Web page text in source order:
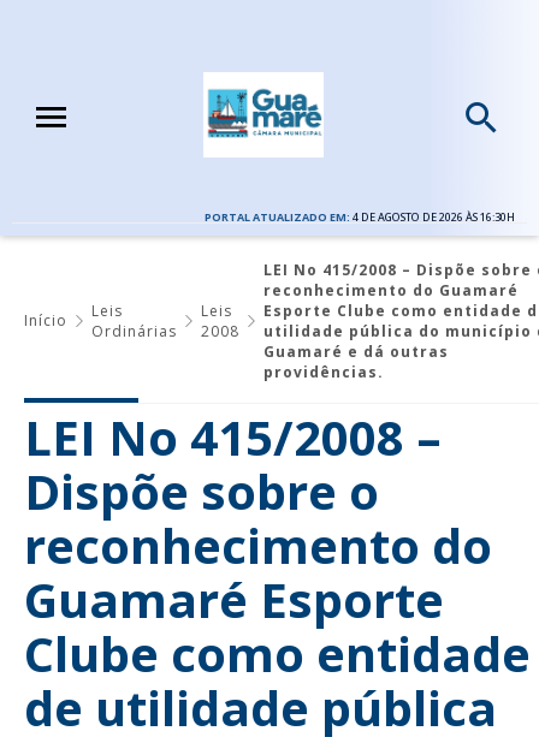
PORTAL ATUALIZADO EM: 4 DE AGOSTO DE 2026 ÀS 16:30H
Início
Leis
Ordinárias
Leis
2008
LEI No 415/2008 – Dispõe sobre
reconhecimento do Guamaré
Esporte Clube como entidade
utilidade pública do município
Guamaré e dá outras
providências.
LEI No 415/2008 –
Dispõe sobre o
reconhecimento do
Guamaré Esporte
Clube como entidade
de utilidade pública